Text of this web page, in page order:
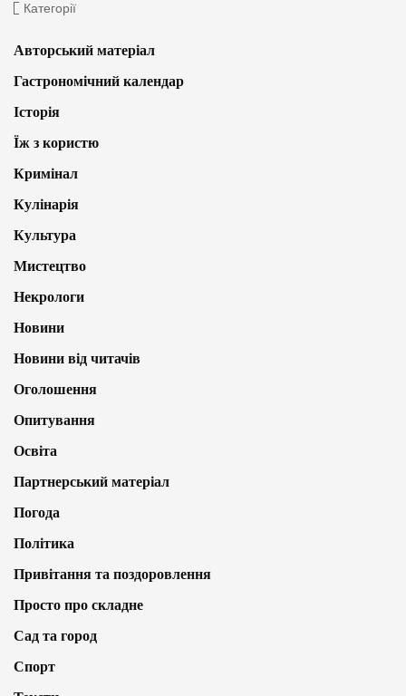
Категорії
Авторський матеріал
Гастрономічний календар
Історія
Їж з користю
Кримінал
Кулінарія
Культура
Мистецтво
Некрологи
Новини
Новини від читачів
Оголошення
Опитування
Освіта
Партнерський матеріал
Погода
Політика
Привітання та поздоровлення
Просто про складне
Сад та город
Спорт